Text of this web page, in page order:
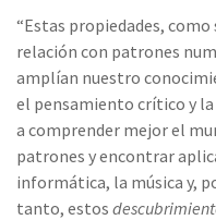
“Estas propiedades,
relación con patrones
amplían nuestro
el pensamiento crítico y la
a comprender mejor el
patrones y encontrar
informática, la música y,
tanto, estos